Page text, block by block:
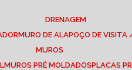
DRENAGEM
MURO DE ALA POÇO DE
MUROS
MUROS PRÉ MOLDADOS PLACAS